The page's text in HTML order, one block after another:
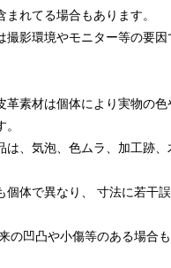
まれてる場合もあります。
撮影環境やモニター等の要因
革素材は個体により実物の色
は、気泡、色ムラ、加工跡、
個体で異なり、 寸法に若干
の凹凸や小傷等のある場合